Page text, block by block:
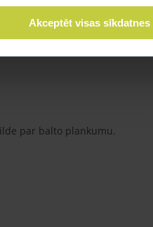
Akceptēt visas sīkdatnes
par balto plankumu.